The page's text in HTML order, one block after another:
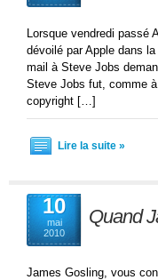
Lorsque vendredi passé
dévoilé par Apple dans
mail à Steve Jobs
Steve Jobs fut, comme
copyright […]
Lire la suite »
10
mai
2010
Quand
James Gosling, vous